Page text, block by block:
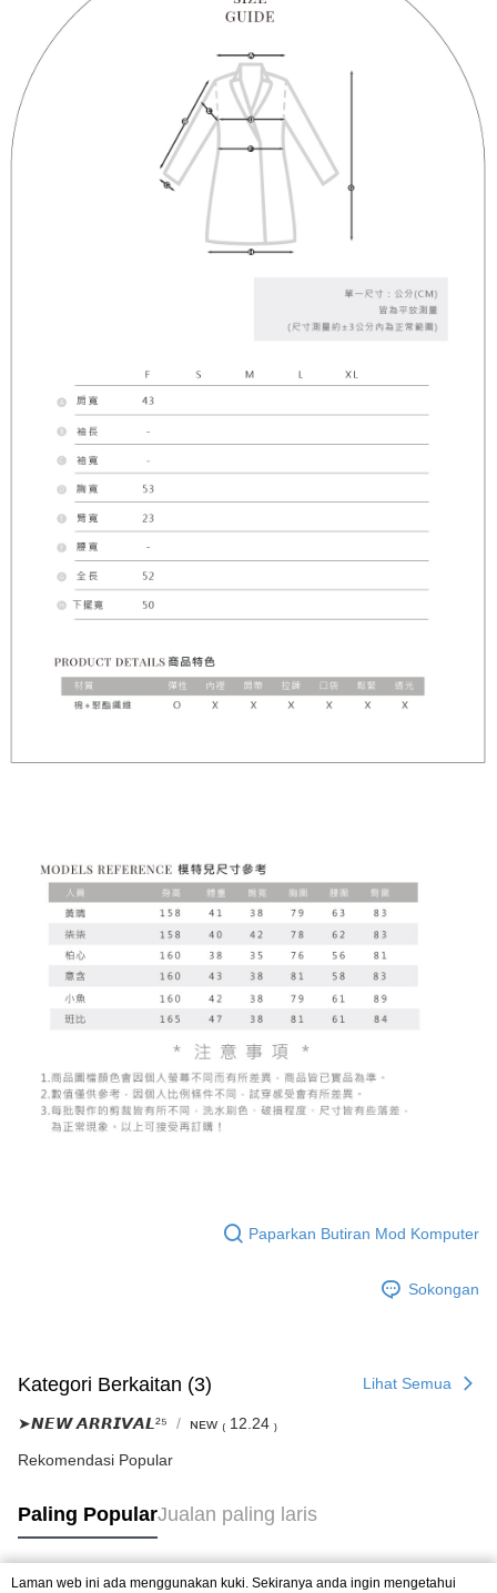
Paparkan Butiran Mod Komputer
Sokongan
Kategori Berkaitan (3) Lihat Semua
➤𝙉𝙀𝙒 𝘼𝙍𝙍𝙄𝙑𝘼𝙇²⁵ ɴᴇᴡ ₍ 12.24 ₎
Rekomendasi Popular
Paling PopularJualan paling laris
Laman web ini ada menggunakan kuki. Sekiranya anda ingin mengetahui